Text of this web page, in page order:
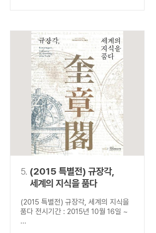
5. (2015 특별전) 규장각,
세계의 지식을 품다
(2015 특별전) 규장각, 세계의 지식을
품다 전시기간 : 2015년 10월 16일 ~
...